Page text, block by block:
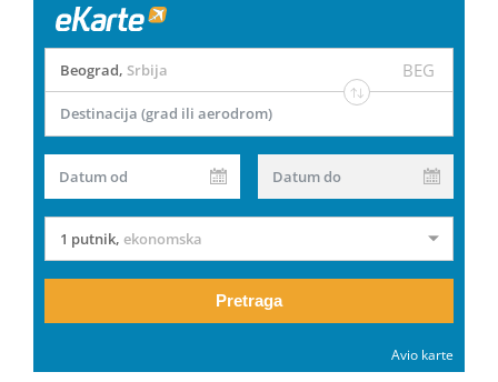
Beograd, Srbija BEG
Destinacija (grad ili aerodrom)
Datum od Datum do
1 putnik, ekonomska
Pretraga
Avio karte